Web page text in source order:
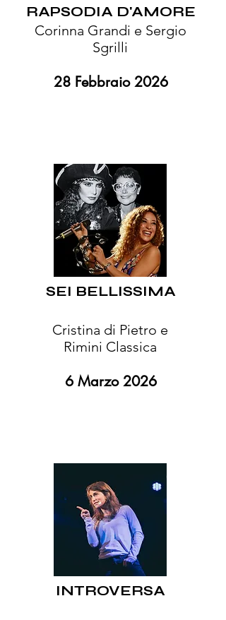
RAPSODIA D'AMORE
Corinna Grandi e Sergio
Sgrilli
28 Febbraio 2026​
SEI BELLISSIMA
Cristina di Pietro e
Rimini Classica
6 Marzo 2026​
INTROVERSA